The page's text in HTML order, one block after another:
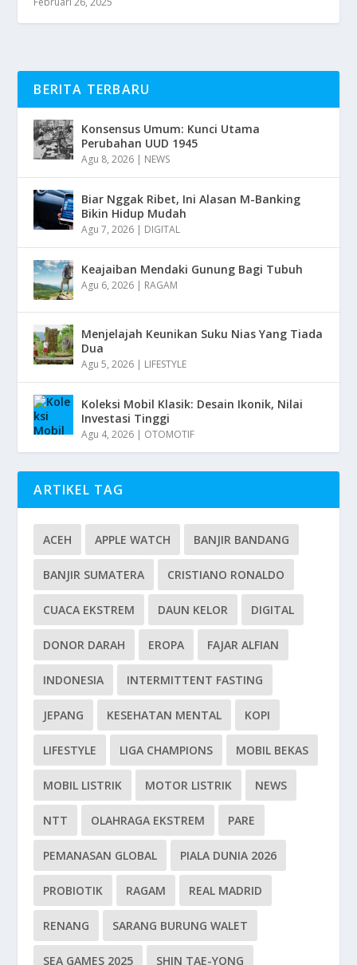
BERITA TERBARU
Konsensus Umum: Kunci Utama
Perubahan UUD 1945
Agu 8, 2026 | NEWS
Biar Nggak Ribet, Ini Alasan M-Banking
Bikin Hidup Mudah
Agu 7, 2026 | DIGITAL
Keajaiban Mendaki Gunung Bagi Tubuh
Agu 6, 2026 | RAGAM
Menjelajah Keunikan Suku Nias Yang Tiada
Dua
Agu 5, 2026 | LIFESTYLE
Koleksi Mobil Klasik: Desain Ikonik, Nilai
Investasi Tinggi
Agu 4, 2026 | OTOMOTIF
ARTIKEL TAG
ACEH APPLE WATCH BANJIR BANDANG
BANJIR SUMATERA CRISTIANO RONALDO
CUACA EKSTREM DAUN KELOR DIGITAL
DONOR DARAH EROPA FAJAR ALFIAN
INDONESIA INTERMITTENT FASTING
JEPANG KESEHATAN MENTAL KOPI
LIFESTYLE LIGA CHAMPIONS MOBIL BEKAS
MOBIL LISTRIK MOTOR LISTRIK NEWS
NTT OLAHRAGA EKSTREM PARE
PEMANASAN GLOBAL PIALA DUNIA 2026
PROBIOTIK RAGAM REAL MADRID
RENANG SARANG BURUNG WALET
SEA GAMES 2025 SHIN TAE-YONG